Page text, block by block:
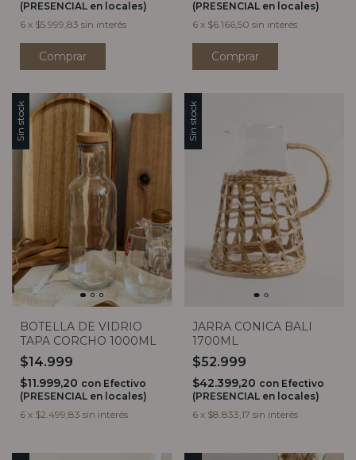
(PRESENCIAL en locales)
6 x $5.999,83 sin interés
(PRESENCIAL en locales)
6 x $6.166,50 sin interés
Sin stock
BOTELLA DE VIDRIO
TAPA CORCHO 1000ML
$14.999
$11.999,20 con Efectivo
(PRESENCIAL en locales)
6 x $2.499,83 sin interés
Sin stock
JARRA CONICA BALI
1700ML
$52.999
$42.399,20 con Efectivo
(PRESENCIAL en locales)
6 x $8.833,17 sin interés